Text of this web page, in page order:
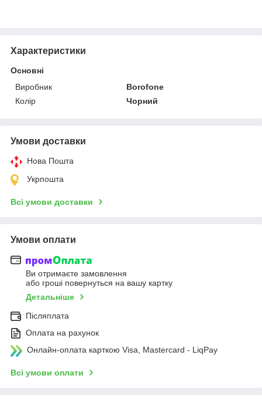
Характеристики
Основні
Виробник
Borofone
Колір
Чорний
Умови доставки
Нова Пошта
Укрпошта
Всі умови доставки
Умови оплати
Ви отримаєте замовлення
або гроші повернуться на вашу картку
Детальніше
Післяплата
Оплата на рахунок
Онлайн-оплата карткою Visa, Mastercard - LiqPay
Всі умови оплати